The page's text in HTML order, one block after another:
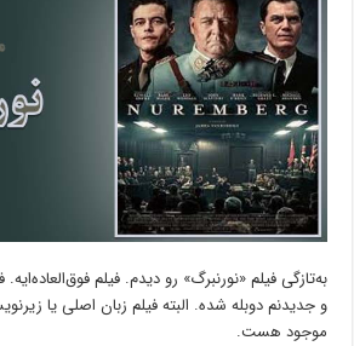
و جدیدنم دوبله شده. البته فیلم زبان اصلی یا
موجود هست.